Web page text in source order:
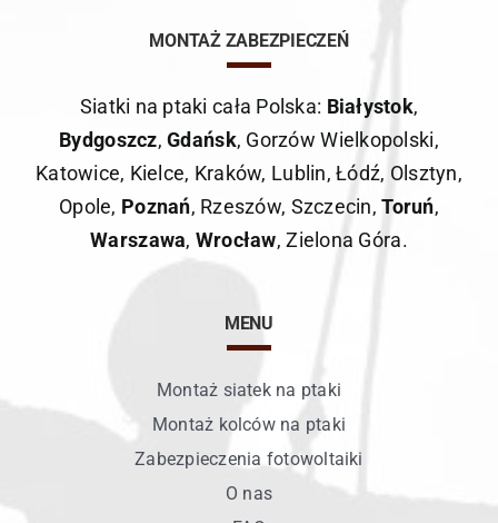
MONTAŻ ZABEZPIECZEŃ
Siatki na ptaki cała Polska: Białystok,
Bydgoszcz,Gdańsk, Gorzów Wielkopolski,
Katowice, Kielce, Kraków, Lublin,Łódź, Olsztyn,
Opole, Poznań, Rzeszów, Szczecin,Toruń,
Warszawa, Wrocław,Zielona Góra.
MENU
Montaż siatek na ptaki
Montaż kolców na ptaki
Zabezpieczenia fotowoltaiki
O nas